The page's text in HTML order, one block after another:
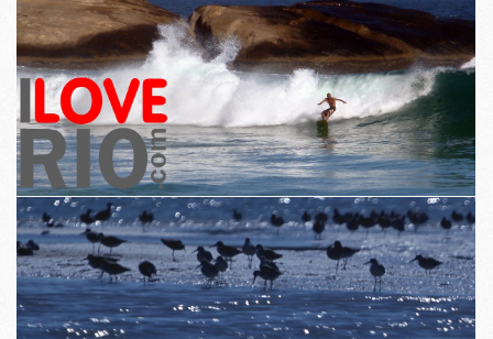
Kuvat osoittavat vaikutuksen Rion upeat maisemat asukkaiden ja
vierailijoiden.